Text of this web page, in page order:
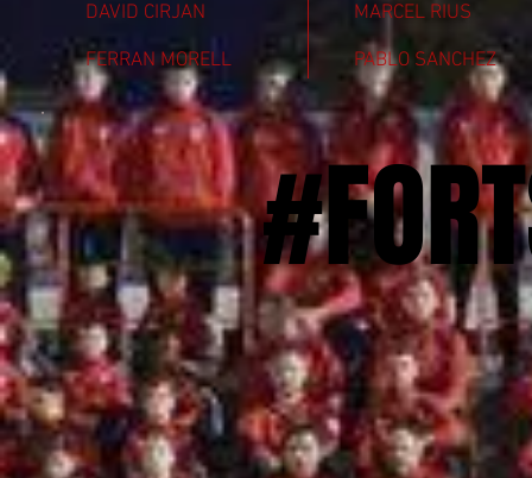
DAVID CIRJAN
FERRAN MORELL
MARCEL RIUS
PABLO SANCHEZ